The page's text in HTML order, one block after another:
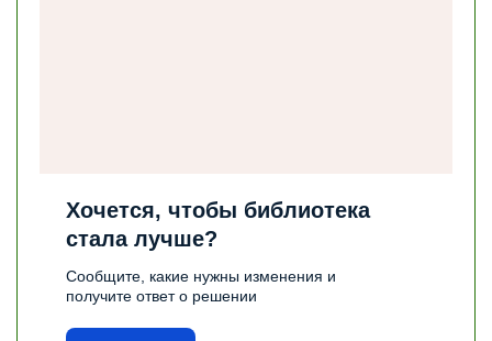
Хочется, чтобы библиотека
стала лучше?
Сообщите, какие нужны изменения и
получите ответ о решении